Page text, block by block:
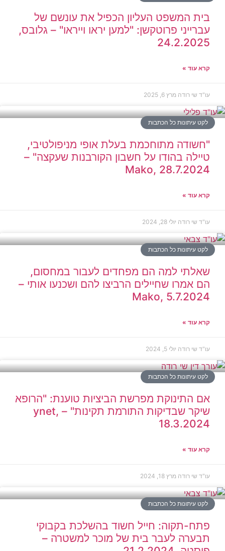
בית המשפט העליון הכפיל את עונשם של
עברייני פרוטקשן: "למען יראו וייראו" – גלובס,
24.2.2025
קרא עוד »
עו"ד שי רודה מרץ 6, 2025
לקט עיתונות כל הכתבות
"חשודה מתוחכמת בעלת אופי מניפולטיבי,
טיילה בהודו על חשבון הקורבנות שעקצה" –
Mako, 28.7.2024
קרא עוד »
עו"ד שי רודה יולי 28, 2024
לקט עיתונות כל הכתבות
שאלתי למה הם מפחדים לעבור במחסום,
הם אמרו שחיילים הרביצו להם ושכנעו אותי –
Mako, 5.7.2024
קרא עוד »
עו"ד שי רודה יולי 5, 2024
לקט עיתונות כל הכתבות
אם התינוקת מפרשת הביציות טוענת: "הרופא
שיקר שבדיקות התורמת תקינות" – ynet,
18.3.2024
קרא עוד »
עו"ד שי רודה מרץ 18, 2024
לקט עיתונות כל הכתבות
פתח-תקוה: חייל חשוד בהשלכת בקבוקי
תבערה לעבר בית של מוכר למשטרה –